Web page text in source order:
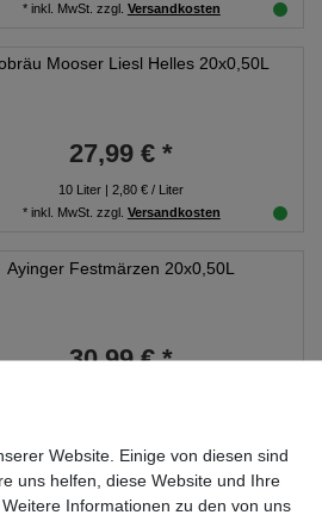
* inkl. MwSt. zzgl. Versandkosten
Mooser Liesl Helles 20x0,50L
27,99 € *
10 Liter | 2,80 € / Liter
* inkl. MwSt. zzgl. Versandkosten
Ayinger Festmärzen 20x0,50L
30,99 € *
No. 1 Premium Pils 20x0,50L
Website. Einige von diesen sind
uns helfen, diese Website und Ihre
Informationen zu den von uns